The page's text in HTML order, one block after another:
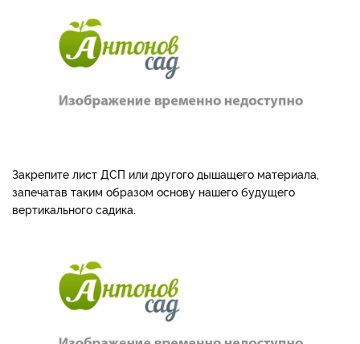
Закрепите лист ДСП или другого дышащего материала,
запечатав таким образом основу нашего будущего
вертикального садика.